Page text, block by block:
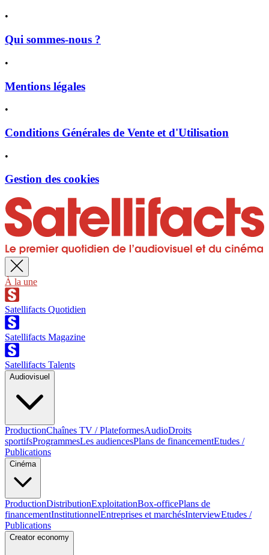
•
Qui sommes-nous ?
•
Mentions légales
•
Conditions Générales de Vente et d'Utilisation
•
Gestion des cookies
À la une
Satellifacts Quotidien
Satellifacts Magazine
Satellifacts Talents
Audiovisuel
ProductionChaînes TV / PlateformesAudioDroits
sportifsProgrammesLes audiencesPlans de financementEtudes /
Publications
Cinéma
ProductionDistributionExploitationBox-officePlans de
financementInstitutionnelEntreprises et marchésInterviewEtudes /
Publications
Creator economy